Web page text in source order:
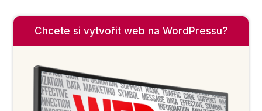
Chcete si vytvořit web na WordPressu?